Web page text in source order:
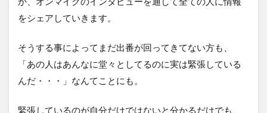
をシェアしていきます。
そうする事によってまだ出番が回ってきてない方も、
「あの人はあんなに堂々としてるのに実は緊張している
んだ・・・」なんてことにも。
緊張しているのが自分だけではないと分かるだけでも、